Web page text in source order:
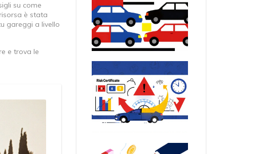
su come
è stata
gareggi a livello
e trova le